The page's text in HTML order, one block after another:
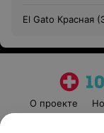
El Gato Красная
О проекте